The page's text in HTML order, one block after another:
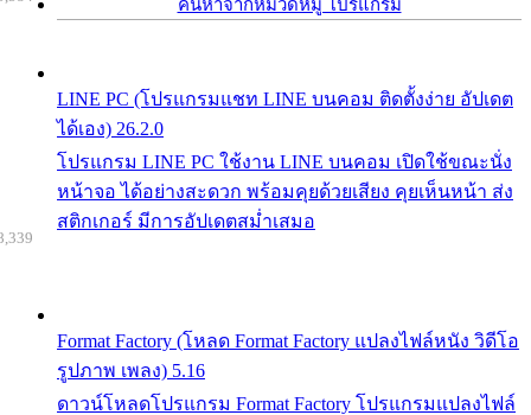
ค้นหาจากหมวดหมู่ โปรแกรม
LINE PC (โปรแกรมแชท LINE บนคอม ติดตั้งง่าย อัปเดต
ได้เอง) 26.2.0
โปรแกรม LINE PC ใช้งาน LINE บนคอม เปิดใช้ขณะนั่ง
หน้าจอ ได้อย่างสะดวก พร้อมคุยด้วยเสียง คุยเห็นหน้า ส่ง
สติกเกอร์ มีการอัปเดตสม่ำเสมอ
Format Factory (โหลด Format Factory แปลงไฟล์หนัง วิดีโอ
รูปภาพ เพลง) 5.16
ดาวน์โหลดโปรแกรม Format Factory โปรแกรมแปลงไฟล์